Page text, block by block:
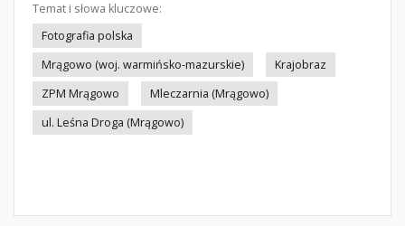
Temat i słowa kluczowe:
Fotografia polska
Mrągowo (woj. warmińsko-mazurskie)
Krajobraz
ZPM Mrągowo
Mleczarnia (Mrągowo)
ul. Leśna Droga (Mrągowo)